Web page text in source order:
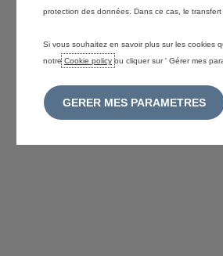
protection des données. Dans ce cas, le
Si vous souhaitez en savoir plus sur les cookies
notre Cookie policy ou cliquer sur ' Gérer mes
GERER MES PARAMETRES